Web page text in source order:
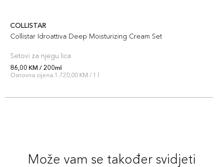
COLLISTAR
Collistar Idroattiva Deep Moisturizing Cream Set
Setovi za njegu lica
86,00 KM / 200ml
Osnovna cijena 1.720,00 KM / 1 l
Može vam se također svidjeti